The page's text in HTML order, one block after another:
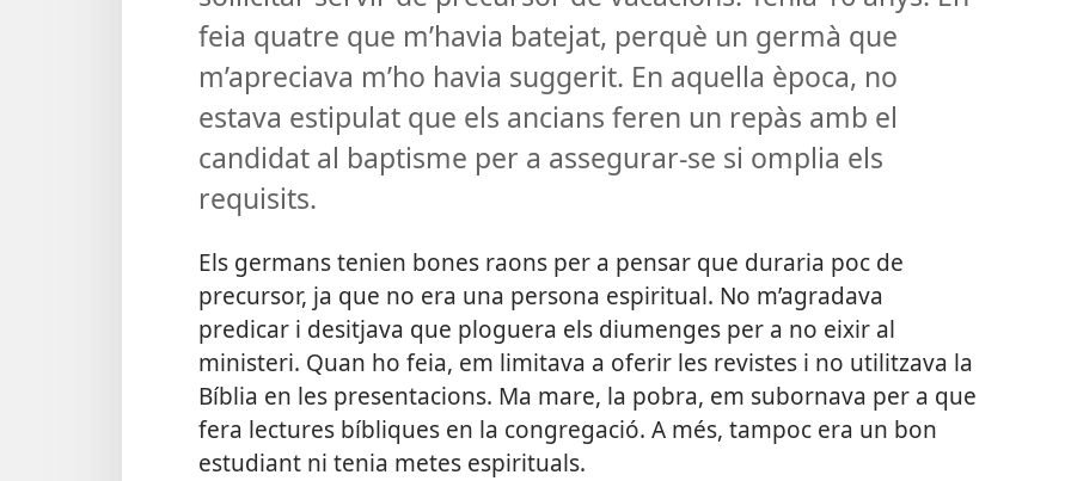
feia quatre que m’havia batejat, perquè un germà que
m’apreciava m’ho havia suggerit. En aquella època, no
estava estipulat que els ancians feren un repàs amb el
candidat al baptisme per a assegurar-se si omplia els
requisits.
Els germans tenien bones raons per a pensar que duraria poc de
precursor, ja que no era una persona espiritual. No m’agradava
predicar i desitjava que ploguera els diumenges per a no eixir al
ministeri. Quan ho feia, em limitava a oferir les revistes i no utilitzava la
Bíblia en les presentacions. Ma mare, la pobra, em subornava per a que
fera lectures bíbliques en la congregació. A més, tampoc era un bon
estudiant ni tenia metes espirituals.